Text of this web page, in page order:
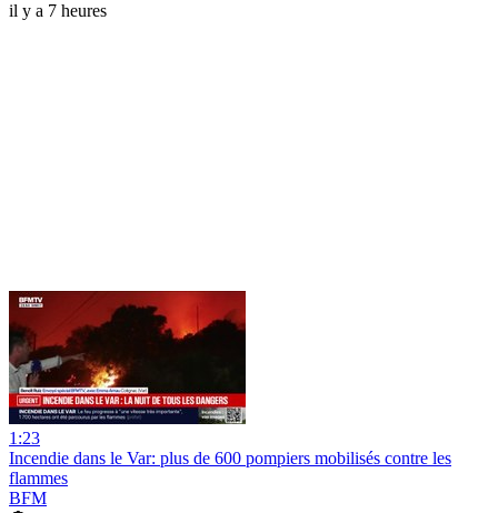
il y a 7 heures
1:23
Incendie dans le Var: plus de 600 pompiers mobilisés contre les
flammes
BFM